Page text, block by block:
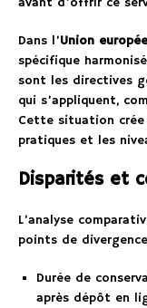
Dans l’Union
spécifique
sont les directives
qui s’appliquent,
Cette situation
pratiques et les
Disparités et
L’analyse
points de
Durée de
après dépôt en